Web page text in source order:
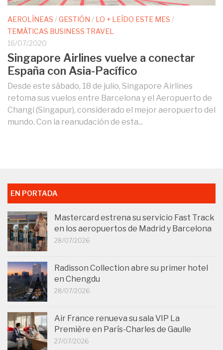
AEROLÍNEAS /GESTIÓN / LO + LEÍDO ESTE MES /
TEMÁTICAS BUSINESS TRAVEL
16/07/2020
Singapore Airlines vuelve a conectar
España con Asia-Pacífico
Desde este sábado, 18 de julio, Singapore Airlines
retoma sus vuelos entre Barcelona y el Aeropuerto de
Changi (Singapur), considerado el mejor aeropuerto del
mundo. Con la reanudación de esta...
EN PORTADA
Mastercard estrena su servicio Fast Track
en los aeropuertos de Madrid y Barcelona
28/07/2026
Radisson Collection abre su primer hotel
en Chengdu
28/07/2026
Air France renueva su sala VIP La
Première en París-Charles de Gaulle
27/07/2026